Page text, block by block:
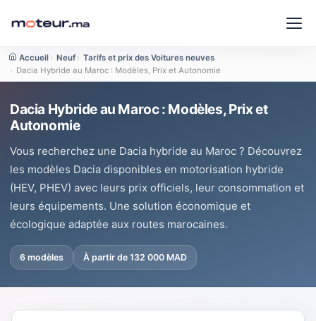
Accueil › Neuf › Tarifs et prix des Voitures neuves
› Dacia Hybride au Maroc : Modèles, Prix et Autonomie
Dacia Hybride au Maroc : Modèles, Prix et
Autonomie
Vous recherchez une Dacia hybride au Maroc ? Découvrez
les modèles Dacia disponibles en motorisation hybride
(HEV, PHEV) avec leurs prix officiels, leur consommation et
leurs équipements. Une solution économique et
écologique adaptée aux routes marocaines.
6 modèles À partir de 132 000 MAD